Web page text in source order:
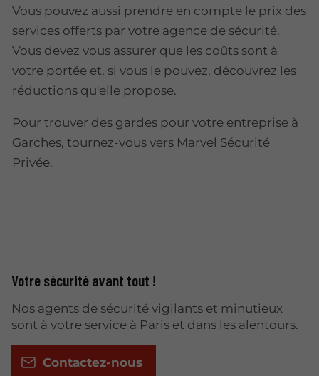
Vous pouvez aussi prendre en compte le prix des
services offerts par votre agence de sécurité.
Vous devez vous assurer que les coûts sont à
votre portée et, si vous le pouvez, découvrez les
réductions qu'elle propose.
Pour trouver des gardes pour votre entreprise à
Garches, tournez-vous vers Marvel Sécurité
Privée.
Votre sécurité avant tout !
Nos agents de sécurité vigilants et minutieux
sont à votre service à Paris et dans les alentours.
Contactez-nous